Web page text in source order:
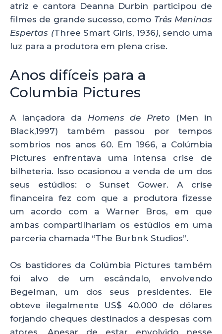
atriz e cantora Deanna Durbin participou de
filmes de grande sucesso, como Três Meninas
Espertas (Three Smart Girls, 1936), sendo uma
luz para a produtora em plena crise.
Anos difíceis para a
Columbia Pictures
A lançadora da Homens de Preto (Men in
Black,1997) também passou por tempos
sombrios nos anos 60. Em 1966, a Colúmbia
Pictures enfrentava uma intensa crise de
bilheteria. Isso ocasionou a venda de um dos
seus estúdios: o Sunset Gower. A crise
financeira fez com que a produtora fizesse
um acordo com a Warner Bros, em que
ambas compartilhariam os estúdios em uma
parceria chamada “The Burbnk Studios”.
Os bastidores da Colúmbia Pictures também
foi alvo de um escândalo, envolvendo
Begelman, um dos seus presidentes. Ele
obteve ilegalmente US$ 40.000 de dólares
forjando cheques destinados a despesas com